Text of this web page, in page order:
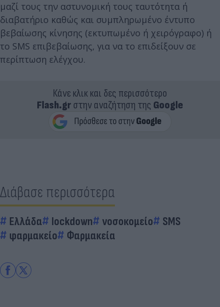
μαζί τους την αστυνομική τους ταυτότητα ή
διαβατήριο καθώς και συμπληρωμένο έντυπο
βεβαίωσης κίνησης (εκτυπωμένο ή χειρόγραφο) ή
το SMS επιβεβαίωσης, για να το επιδείξουν σε
περίπτωση ελέγχου.
Κάνε κλικ και δες περισσότερο
Flash.grστην αναζήτηση της Google
Διάβασε περισσότερα
Ελλάδα lockdown νοσοκομείο
SMS
φαρμακείο
Φαρμακεία